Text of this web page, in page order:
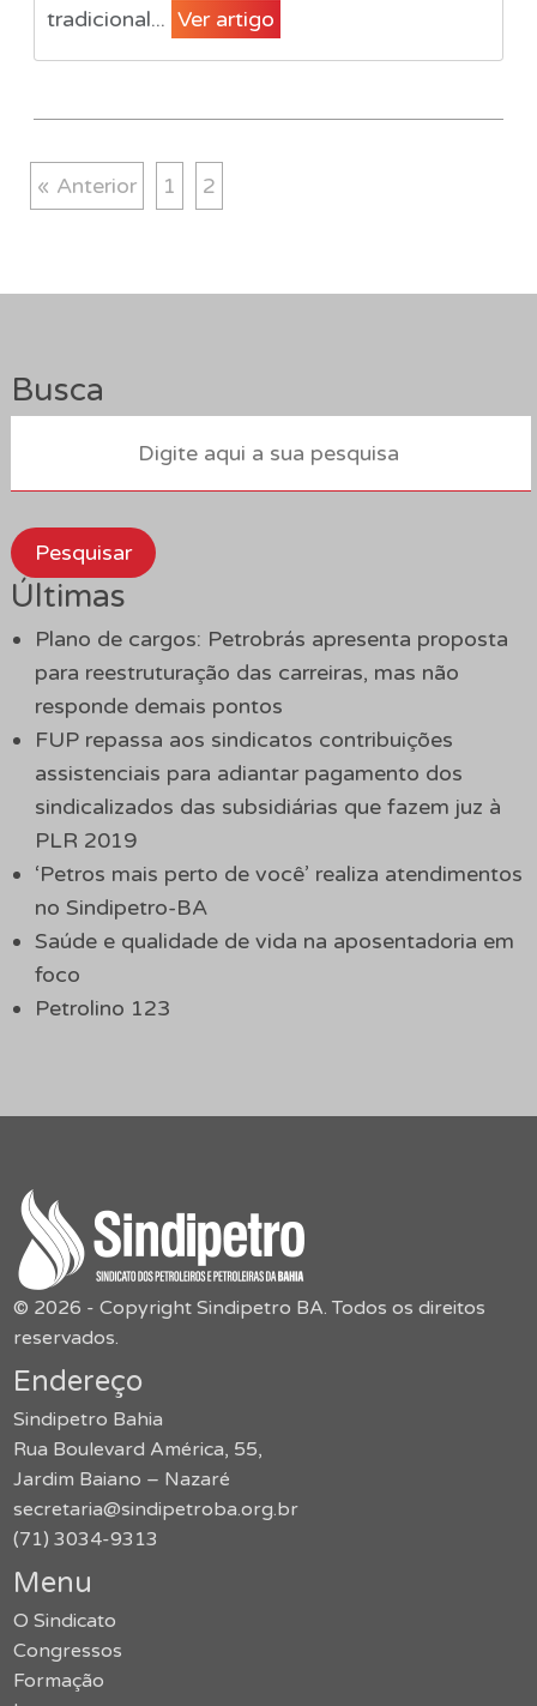
tradicional... Ver artigo
« Anterior 1 2
Busca
Pesquisar
Últimas
Plano de cargos: Petrobrás apresenta proposta
para reestruturação das carreiras, mas não
responde demais pontos
FUP repassa aos sindicatos contribuições
assistenciais para adiantar pagamento dos
sindicalizados das subsidiárias que fazem juz à
PLR 2019
‘Petros mais perto de você’ realiza atendimentos
no Sindipetro-BA
Saúde e qualidade de vida na aposentadoria em
foco
Petrolino 123
© 2026 - Copyright Sindipetro BA. Todos os direitos
reservados.
Endereço
Sindipetro Bahia
Rua Boulevard América, 55,
Jardim Baiano – Nazaré
secretaria@sindipetroba.org.br
(71) 3034-9313
Menu
O Sindicato
Congressos
Formação